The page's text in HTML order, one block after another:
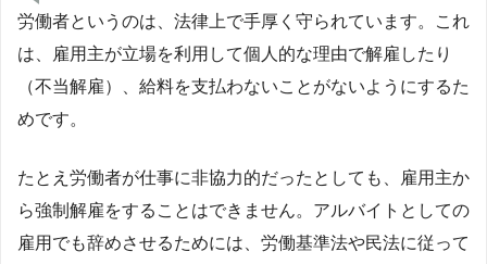
労働者というのは、法律上で手厚く守られています。これ
は、雇用主が立場を利用して個人的な理由で解雇したり
（不当解雇）、給料を支払わないことがないようにするた
めです。
たとえ労働者が仕事に非協力的だったとしても、雇用主か
ら強制解雇をすることはできません。アルバイトとしての
雇用でも辞めさせるためには、労働基準法や民法に従って